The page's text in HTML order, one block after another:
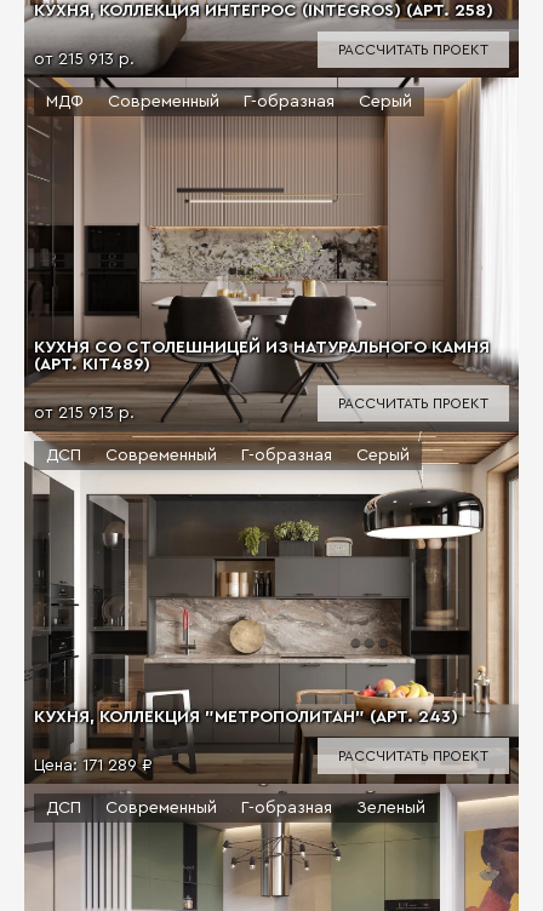
КУХНЯ, КОЛЛЕКЦИЯ ИНТЕГРОС (INTEGROS) (АРТ. 258)
от 215 913 р.
РАССЧИТАТЬ ПРОЕКТ
КУХНЯ СО СТОЛЕШНИЦЕЙ ИЗ НАТУРАЛЬНОГО КАМНЯ
(АРТ. KIT489)
от 215 913 р.
МДФ Современный Г-образная Серый
РАССЧИТАТЬ ПРОЕКТ
КУХНЯ, КОЛЛЕКЦИЯ "МЕТРОПОЛИТАН" (АРТ. 243)
Цена: 171 289 ₽
ДСП Современный Г-образная Серый
РАССЧИТАТЬ ПРОЕКТ
ДСП Современный Г-образная Зеленый